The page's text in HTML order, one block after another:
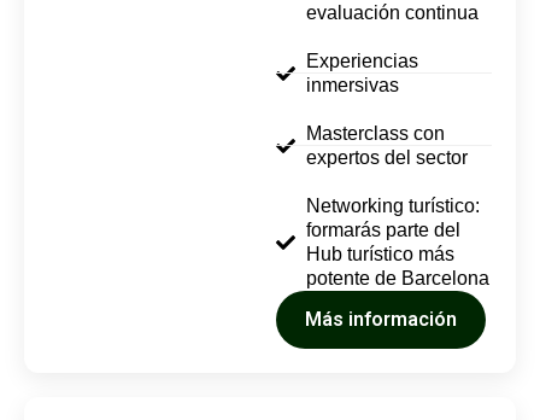
evaluación continua
Experiencias
inmersivas
Masterclass con
expertos del sector
Networking turístico:
formarás parte del
Hub turístico más
potente de Barcelona
Más información